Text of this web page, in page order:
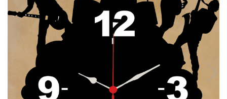
Ceasuri cu rama foto
Ceasuri meserii
Ceasuri logo
Ceasuri de perete animalute
Ceasuri decorative
Ceasuri evenimente
Ceasuri gravate
Ceasuri hobby